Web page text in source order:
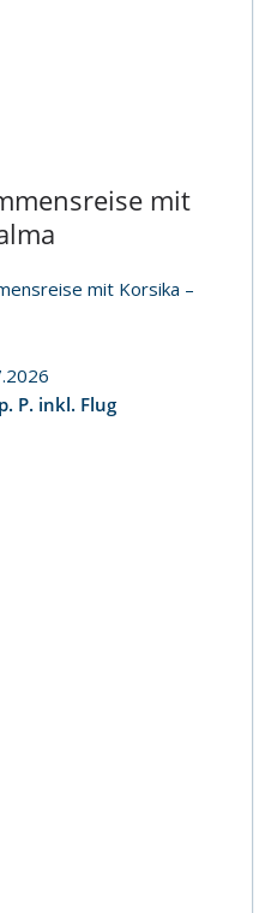
mit
mit Korsika –
P. inkl. Flug